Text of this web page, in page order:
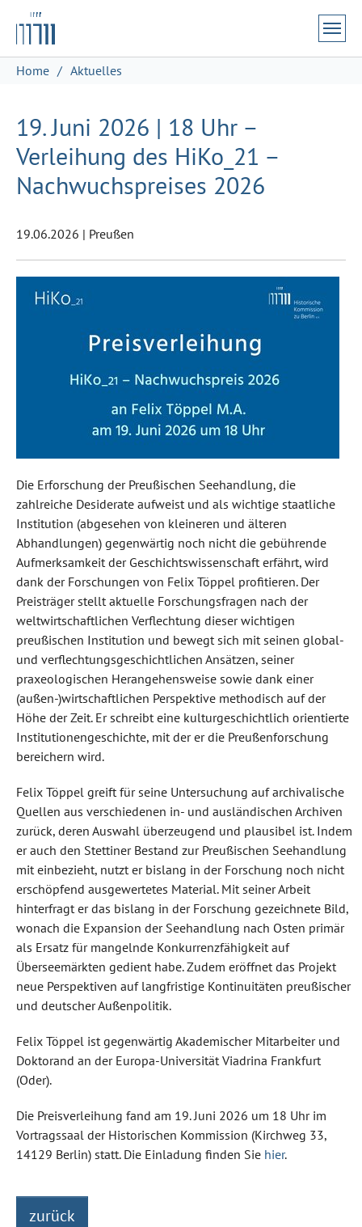
Zum Hauptinhalt springen
Skip to page footer
Sie sind hier:
Home Aktuelles
19. Juni 2026 | 18 Uhr –
Verleihung des HiKo_21 –
Nachwuchspreises 2026
19.06.2026 | Preußen
Die Erforschung der Preußischen Seehandlung, die
zahlreiche Desiderate aufweist und als wichtige staatliche
Institution (abgesehen von kleineren und älteren
Abhandlungen) gegenwärtig noch nicht die gebührende
Aufmerksamkeit der Geschichtswissenschaft erfährt, wird
dank der Forschungen von Felix Töppel profitieren. Der
Preisträger stellt aktuelle Forschungsfragen nach der
weltwirtschaftlichen Verflechtung dieser wichtigen
preußischen Institution und bewegt sich mit seinen global-
und verflechtungsgeschichtlichen Ansätzen, seiner
praxeologischen Herangehensweise sowie dank einer
(außen-)wirtschaftlichen Perspektive methodisch auf der
Höhe der Zeit. Er schreibt eine kulturgeschichtlich orientierte
Institutionengeschichte, mit der er die Preußenforschung
bereichern wird.
Felix Töppel greift für seine Untersuchung auf archivalische
Quellen aus verschiedenen in- und ausländischen Archiven
zurück, deren Auswahl überzeugend und plausibel ist. Indem
er auch den Stettiner Bestand zur Preußischen Seehandlung
mit einbezieht, nutzt er bislang in der Forschung noch nicht
erschöpfend ausgewertetes Material. Mit seiner Arbeit
hinterfragt er das bislang in der Forschung gezeichnete Bild,
wonach die Expansion der Seehandlung nach Osten primär
als Ersatz für mangelnde Konkurrenzfähigkeit auf
Überseemärkten gedient habe. Zudem eröffnet das Projekt
neue Perspektiven auf langfristige Kontinuitäten preußischer
und deutscher Außenpolitik.
Felix Töppel ist gegenwärtig Akademischer Mitarbeiter und
Doktorand an der Europa-Universität Viadrina Frankfurt
(Oder).
Die Preisverleihung fand am 19. Juni 2026 um 18 Uhr im
Vortragssaal der Historischen Kommission (Kirchweg 33,
14129 Berlin) statt. Die Einladung finden Sie hier.
zurück